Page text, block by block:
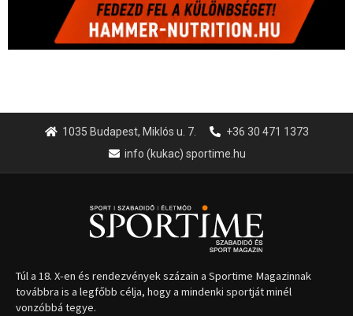
1035 Budapest, Miklós u. 7.
+36 30 471 1373
info (kukac) sportime.hu
Túl a 18. X-en és rendezvények százain a Sportime Magazinnak
továbbra is a legfőbb célja, hogy a mindenki sportját minél
vonzóbbá tegye.